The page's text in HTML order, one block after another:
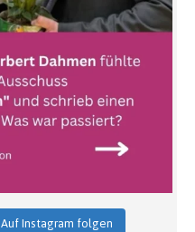
Auf Instagram folgen